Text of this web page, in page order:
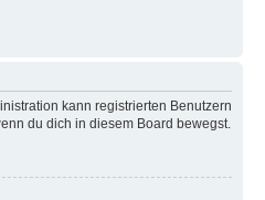
kann registrierten Benutzern
du dich in diesem Board bewegst.